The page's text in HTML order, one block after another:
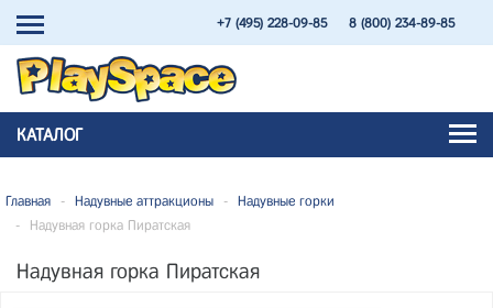
+7 (495) 228-09-85 8 (800) 234-89-85
КАТАЛОГ
Главная - Надувные аттракционы -
Надувные горки
-
Надувная горка Пиратская
Надувная горка Пиратская